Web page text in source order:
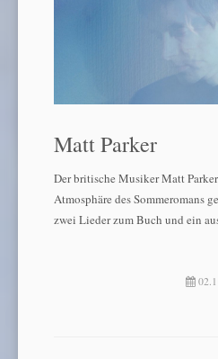
Matt Parker
Der britische Musiker Matt
Atmosphäre des Sommeromans
zwei Lieder zum Buch und ein